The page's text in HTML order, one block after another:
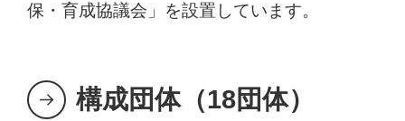
保・育成協議会」を設置しています。
構成団体（18団体）